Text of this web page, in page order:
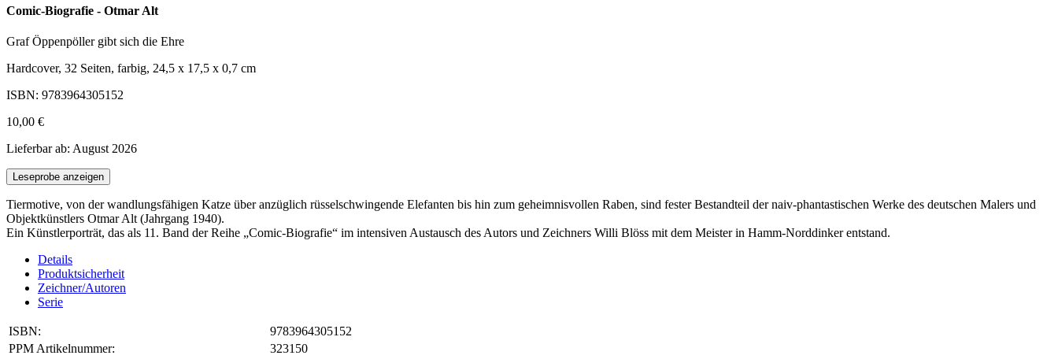
Comic-Biografie - Otmar Alt
Graf Öppenpöller gibt sich die Ehre
Hardcover, 32 Seiten, farbig, 24,5 x 17,5 x 0,7 cm
ISBN: 9783964305152
10,00 €
Lieferbar ab: August 2026
Leseprobe anzeigen
Tiermotive, von der wandlungsfähigen Katze über anzüglich rüsselschwingende Elefanten bis hin zum geheimnisvollen Raben, sind fester Bestandteil der naiv-phantastischen Werke des deutschen Malers und
Objektkünstlers Otmar Alt (Jahrgang 1940).
Ein Künstlerporträt, das als 11. Band der Reihe „Comic-Biografie“ im intensiven Austausch des Autors und Zeichners Willi Blöss mit dem Meister in Hamm-Norddinker entstand.
Details
Produktsicherheit
Zeichner/Autoren
Serie
ISBN:
9783964305152
PPM Artikelnummer:
323150